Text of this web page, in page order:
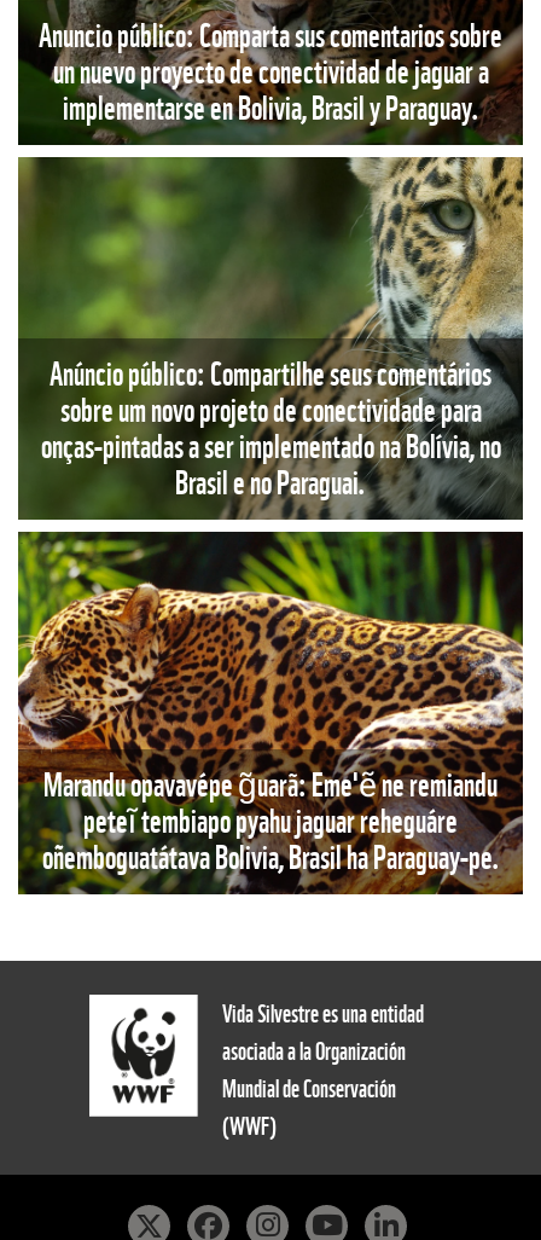
Anuncio público: Comparta sus comentarios sobre
un nuevo proyecto de conectividad de jaguar a
implementarse en Bolivia, Brasil y Paraguay.
Anúncio público: Compartilhe seus comentários
sobre um novo projeto de conectividade para
onças-pintadas a ser implementado na Bolívia, no
Brasil e no Paraguai.
Marandu opavavépe g̃uarã: Eme'ẽ ne remiandu
peteĩ tembiapo pyahu jaguar reheguáre
oñemboguatátava Bolivia, Brasil ha Paraguay-pe.
Vida Silvestre es una entidad
asociada a la Organización
Mundial de Conservación
(WWF)